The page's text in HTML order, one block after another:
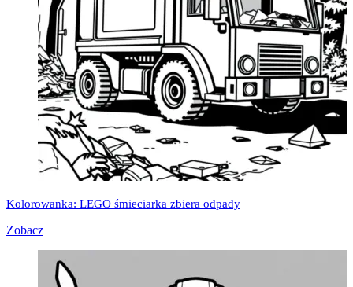
Kolorowanka: LEGO śmieciarka zbiera odpady
Zobacz